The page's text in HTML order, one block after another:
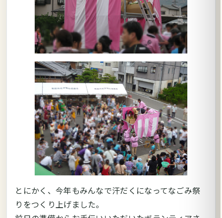
とにかく、今年もみんなで汗だくになってなごみ祭
りをつくり上げました。